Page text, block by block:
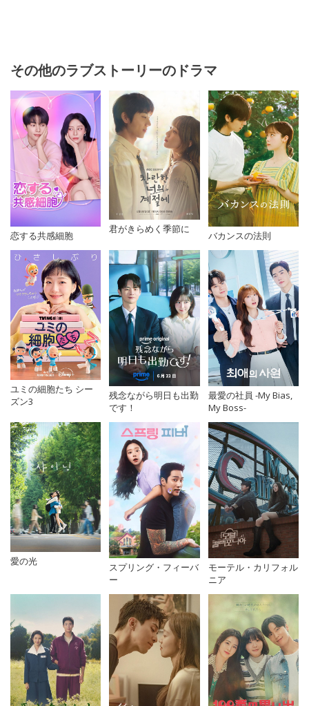
その他のラブストーリーのドラマ
恋する共感細胞
君がきらめく季節に
バカンスの法則
ユミの細胞たち シー
ズン3
残念ながら明日も出勤
です！
最愛の社員 -My Bias,
My Boss-
愛の光
スプリング・フィーバ
ー
モーテル・カリフォル
ニア